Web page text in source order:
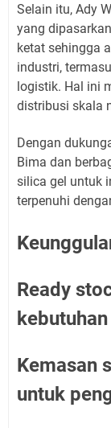
Selain itu, Ady
yang
ketat sehingga
industri,
logistik. Hal ini
distribusi skala
Dengan
Bima dan
silica gel untuk
terpenuhi
Ready
Kemasan
untuk